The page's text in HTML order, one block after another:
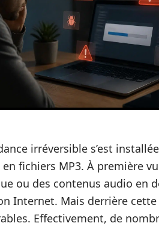
irréversible s’est
en fichiers MP3. À première
ou des contenus audio en
Internet. Mais derrière
Effectivement, de